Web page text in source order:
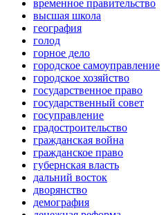
временное правительство
высшая школа
география
голод
горное дело
городское самоуправление
городское хозяйство
государственное право
государственный совет
госуправление
градостроительство
гражданская война
гражданское право
губернская власть
дальний восток
дворянство
демография